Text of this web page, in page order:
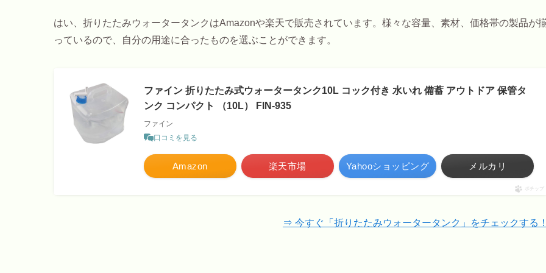
はい、折りたたみウォータータンクはAmazonや楽天で販売されています。様々な容量、素材、価格帯の製品が
っているので、自分の用途に合ったものを選ぶことができます。
ファイン 折りたたみ式ウォータータンク10L コック付き 水いれ 備蓄 アウトドア 保管タ
ンク コンパクト （10L） FIN-935
ファイン
口コミを見る
Amazon 楽天市場 Yahooショッピング メルカリ
ポチップ
⇒ 今すぐ「折りたたみウォータータンク」をチェックする